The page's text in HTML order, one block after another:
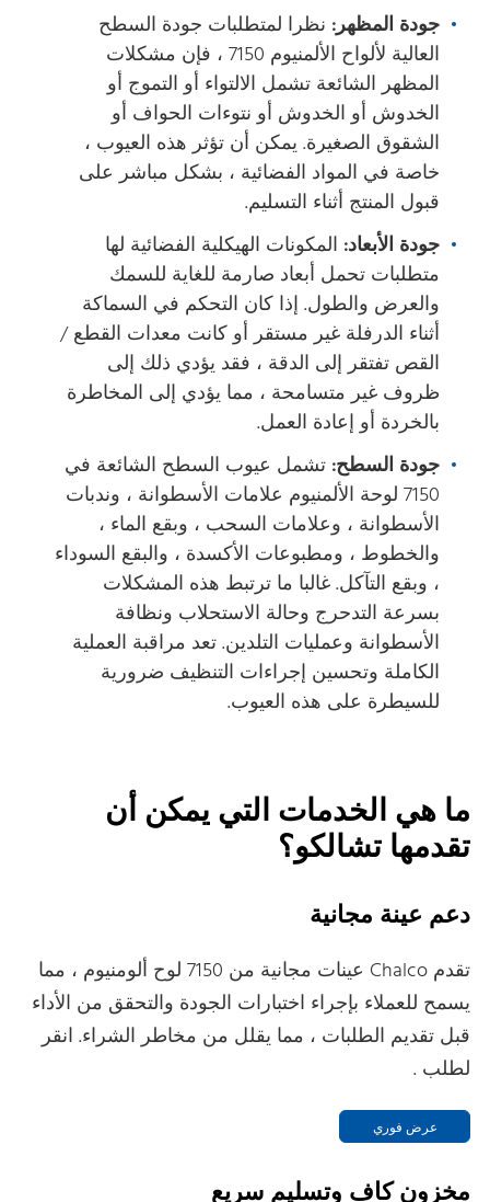
جودة المظهر: نظرا لمتطلبات جودة السطح
العالية لألواح الألمنيوم 7150 ، فإن مشكلات
المظهر الشائعة تشمل الالتواء أو التموج أو
الخدوش أو الخدوش أو نتوءات الحواف أو
الشقوق الصغيرة. يمكن أن تؤثر هذه العيوب ،
خاصة في المواد الفضائية ، بشكل مباشر على
قبول المنتج أثناء التسليم.
جودة الأبعاد: المكونات الهيكلية الفضائية لها
متطلبات تحمل أبعاد صارمة للغاية للسمك
والعرض والطول. إذا كان التحكم في السماكة
أثناء الدرفلة غير مستقر أو كانت معدات القطع /
القص تفتقر إلى الدقة ، فقد يؤدي ذلك إلى
ظروف غير متسامحة ، مما يؤدي إلى المخاطرة
بالخردة أو إعادة العمل.
جودة السطح: تشمل عيوب السطح الشائعة في
7150 لوحة الألمنيوم علامات الأسطوانة ، وندبات
الأسطوانة ، وعلامات السحب ، وبقع الماء ،
والخطوط ، ومطبوعات الأكسدة ، والبقع السوداء
، وبقع التآكل. غالبا ما ترتبط هذه المشكلات
بسرعة التدحرج وحالة الاستحلاب ونظافة
الأسطوانة وعمليات التلدين. تعد مراقبة العملية
الكاملة وتحسين إجراءات التنظيف ضرورية
للسيطرة على هذه العيوب.
ما هي الخدمات التي يمكن أن
تقدمها تشالكو؟
دعم عينة مجانية
تقدم Chalco عينات مجانية من 7150 لوح ألومنيوم ، مما
يسمح للعملاء بإجراء اختبارات الجودة والتحقق من الأداء
قبل تقديم الطلبات ، مما يقلل من مخاطر الشراء. انقر
لطلب .
عرض فوري
مخزون كاف وتسليم سريع